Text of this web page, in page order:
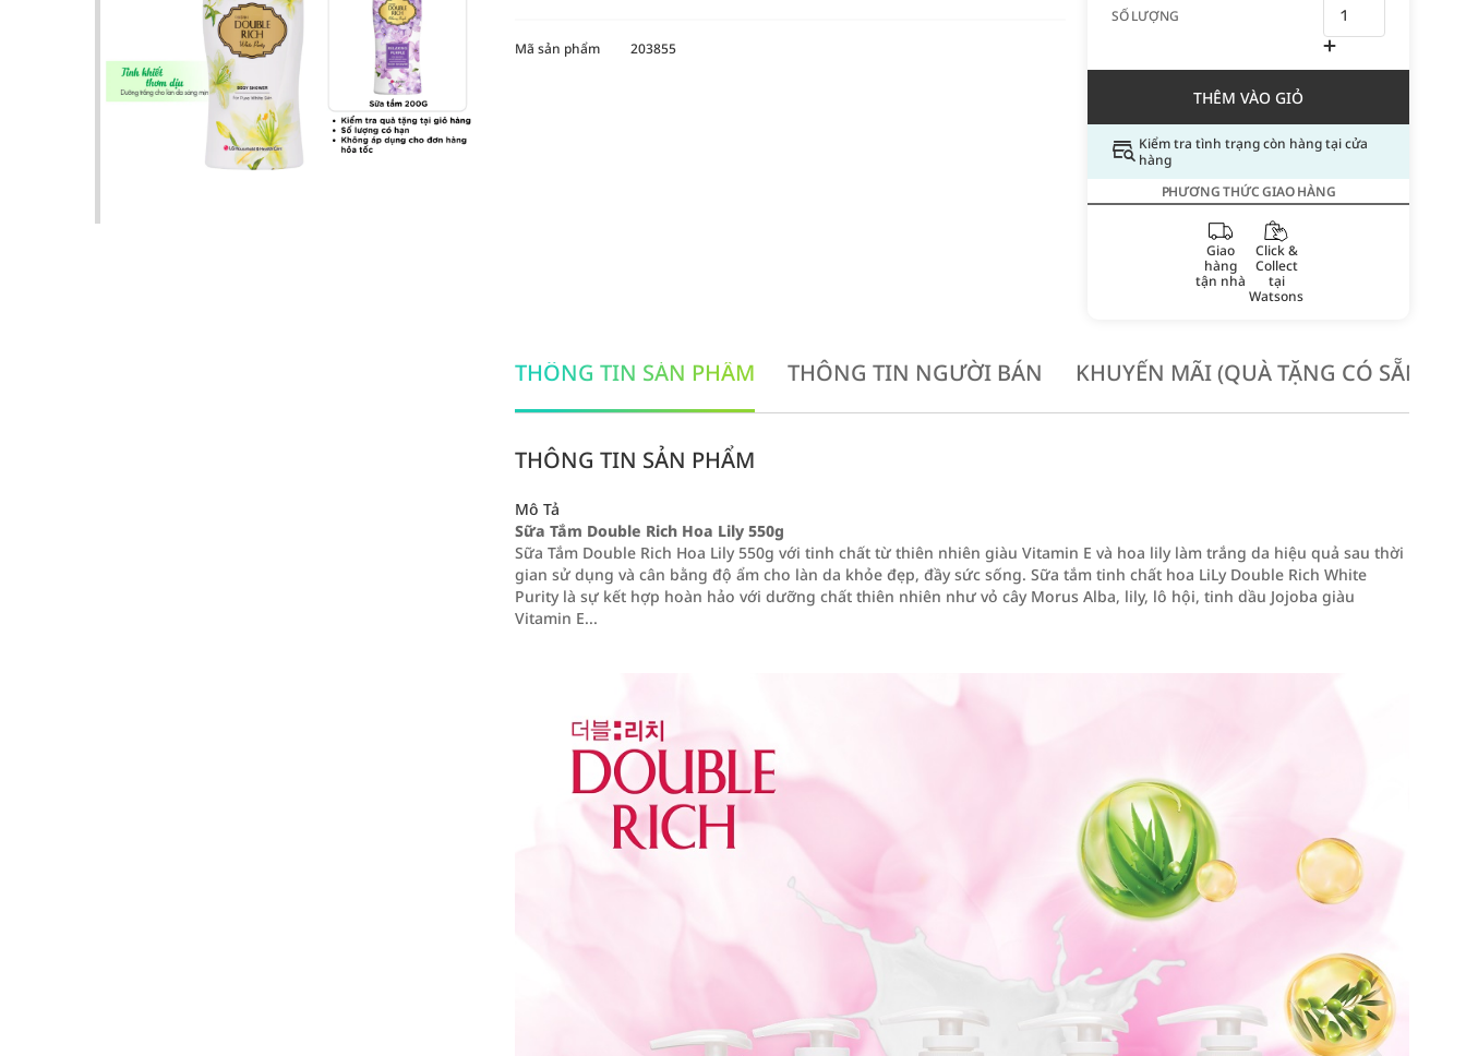
SỐ LƯỢNG
THÊM VÀO GIỎ
Kiểm tra tình trạng còn hàng tại cửa
hàng
PHƯƠNG THỨC GIAO HÀNG
Giao
hàng
tận nhà
Click &
Collect
tại
Watsons
Mã sản phẩm 203855
THÔNG TIN SẢN PHẨM THÔNG TIN NGƯỜI BÁN KHUYẾN MÃI (QUÀ TẶNG CÓ SẴN
THÔNG TIN SẢN PHẨM
Mô Tả
Sữa Tắm Double Rich Hoa Lily 550g
Sữa Tắm Double Rich Hoa Lily 550g với tinh chất từ thiên nhiên giàu Vitamin E và hoa lily làm trắng da hiệu quả sau thời
gian sử dụng và cân bằng độ ẩm cho làn da khỏe đẹp, đầy sức sống. Sữa tắm tinh chất hoa LiLy Double Rich White
Purity là sự kết hợp hoàn hảo với dưỡng chất thiên nhiên như vỏ cây Morus Alba, lily, lô hội, tinh dầu Jojoba giàu
Vitamin E...